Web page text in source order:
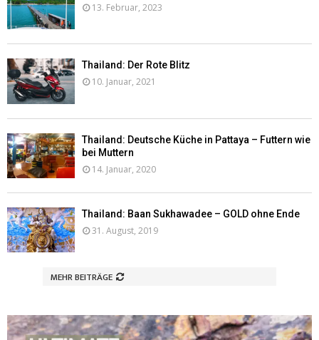
13. Februar, 2023
Thailand: Der Rote Blitz
10. Januar, 2021
Thailand: Deutsche Küche in Pattaya – Futtern wie
bei Muttern
14. Januar, 2020
Thailand: Baan Sukhawadee – GOLD ohne Ende
31. August, 2019
MEHR BEITRÄGE